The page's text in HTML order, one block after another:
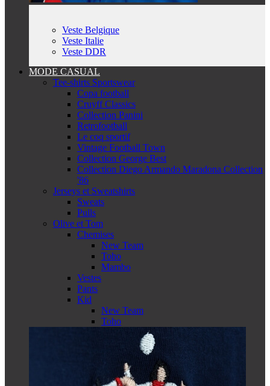
Veste Belgique
Veste Italie
Veste DDR
MODE CASUAL
Tee-shirts Sportswear
Copa football
Cruyff Classics
Collection Panini
Retrofootball
Le coq sportif
Vintage Football Town
Collection George Best
Collection Diego Armando Maradona Collection
'86
Jerseys et Sweatshirts
Sweats
Pulls
Olive et Tom
Chemises
New Team
Toho
Mambo
Vestes
Pants
Kid
New Team
Toho